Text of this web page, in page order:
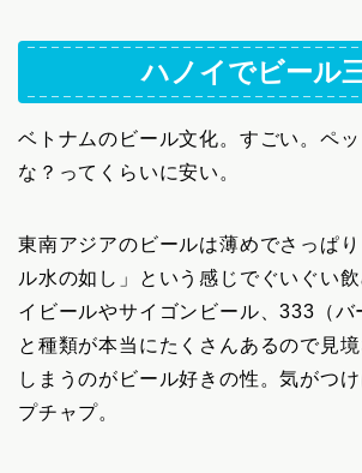
ハノイでビール
ベトナムのビール文化。すごい。ペ
な？ってくらいに安い。
東南アジアのビールは薄めでさっぱ
ル水の如し」という感じでぐいぐい
イビールやサイゴンビール、333（バ
と種類が本当にたくさんあるので見
しまうのがビール好きの性。気がつ
プチャプ。